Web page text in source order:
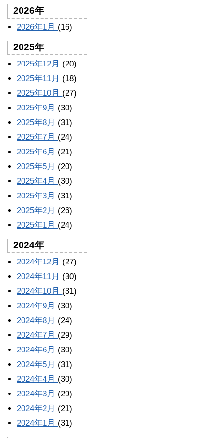
2026年
2026年1月 (16)
2025年
2025年12月 (20)
2025年11月 (18)
2025年10月 (27)
2025年9月 (30)
2025年8月 (31)
2025年7月 (24)
2025年6月 (21)
2025年5月 (20)
2025年4月 (30)
2025年3月 (31)
2025年2月 (26)
2025年1月 (24)
2024年
2024年12月 (27)
2024年11月 (30)
2024年10月 (31)
2024年9月 (30)
2024年8月 (24)
2024年7月 (29)
2024年6月 (30)
2024年5月 (31)
2024年4月 (30)
2024年3月 (29)
2024年2月 (21)
2024年1月 (31)